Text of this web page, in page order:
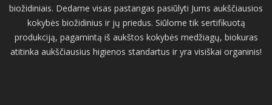
biožidiniais. Dedame visas pastangas pasiūlyti Jums aukščiausios
kokybės biožidinius ir jų priedus. Siūlome tik sertifikuotą
produkciją, pagamintą iš aukštos kokybės medžiagų, biokuras
atitinka aukščiausius higienos standartus ir yra visiškai organinis!